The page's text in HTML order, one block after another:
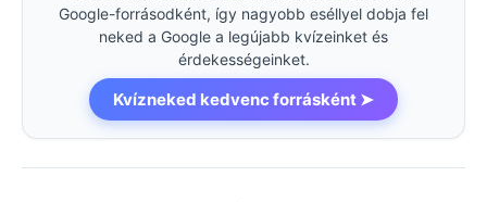
Google-forrásodként, így nagyobb eséllyel dobja fel
neked a Google a legújabb kvízeinket és
érdekességeinket.
Kvízneked kedvenc forrásként ➤